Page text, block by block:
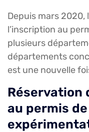
Depuis mars
l’inscription au
plusieurs
départements
est une nouvelle
Réservation
au permis